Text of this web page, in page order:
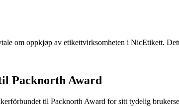
om oppkjøp av etikettvirksomheten i NicEtikett.
Packnorth Award
til Packnorth Award for sitt tydelig